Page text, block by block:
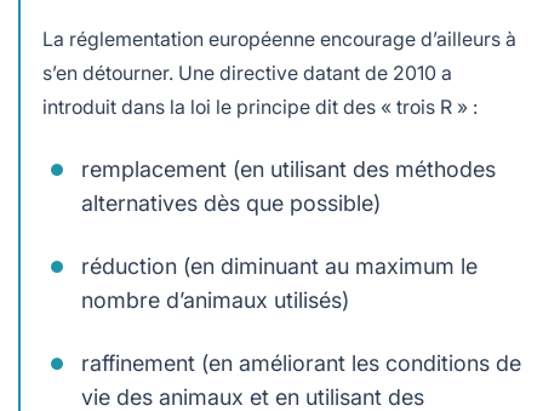
La réglementation européenne encourage d’ailleurs à
s’en détourner. Une directive datant de 2010 a
introduit dans la loi le principe dit des « trois R » :
remplacement (en utilisant des méthodes
alternatives dès que possible)
réduction (en diminuant au maximum le
nombre d’animaux utilisés)
raffinement (en améliorant les conditions de
vie des animaux et en utilisant des